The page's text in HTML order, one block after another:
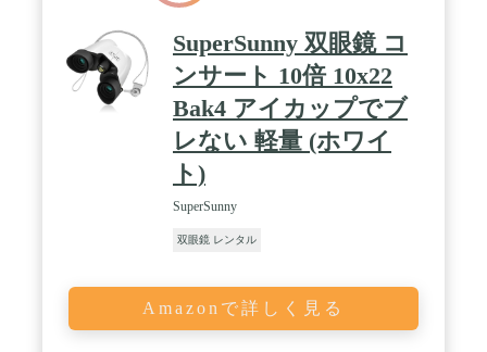
スの採用により、色にじみの原因となる色収差を補
正するとともに、高いコントラストと解像力を実
現。野鳥のきめ細やかなディティールまでつぶさに
観察できます。 / 【洗練された握りやすい外観デザ
イン】新生MONARCHシリーズは外観デザインをス
タイリッシュに一新。グラスファイバー入りポリカ
ーボネイト樹脂を使用した軽量ボディーはホールド
感に優れた握りやすい形状で、快適な観察をサポー
トします。 / 【ロック機構付き視度調整リング】視
度調整リングにロック機構を搭載。使用中や操作時
に、不意に視度調整リングがずれることを防ぎ、快
水・防曇構造】防水構造に、光学系内部の曇りを防
な温度・気圧の変化があるフィールドでも安心で
す。 / 【その他の特長】◆手に馴染みやすく衝撃に
強い、ラバーコートボディー。◆メガネを掛けたま
SuperSunny 双眼鏡 コ
ンサート 10倍 10x22
Bak4 アイカップでブ
レない 軽量 (ホワイ
ト)
SuperSunny
双眼鏡 レンタル
Amazonで詳しく見る